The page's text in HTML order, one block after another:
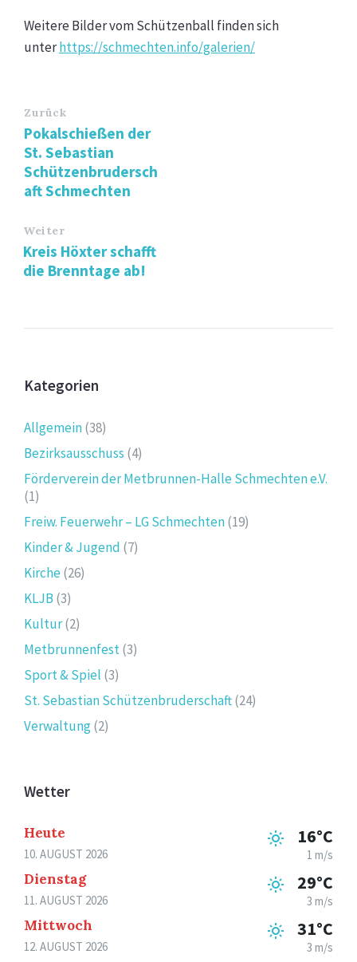
Weitere Bilder vom Schützenball finden sich
unterhttps://schmechten.info/galerien/
Zurück
Pokalschießen der
St. Sebastian
Schützenbrudersch
aft Schmechten
Weiter
Kreis Höxter schafft
die Brenntage ab!
Kategorien
Allgemein(38)
Bezirksausschuss (4)
Förderverein der Metbrunnen-Halle Schmechten e.V.
(1)
Freiw. Feuerwehr – LG Schmechten(19)
Kinder & Jugend (7)
Kirche(26)
KLJB (3)
Kultur(2)
Metbrunnenfest(3)
Sport & Spiel (3)
St. Sebastian Schützenbruderschaft(24)
Verwaltung(2)
Wetter
Heute
10. AUGUST 2026
16°C
1 m/s
Dienstag
11. AUGUST 2026
29°C
3 m/s
Mittwoch
12. AUGUST 2026
31°C
3 m/s